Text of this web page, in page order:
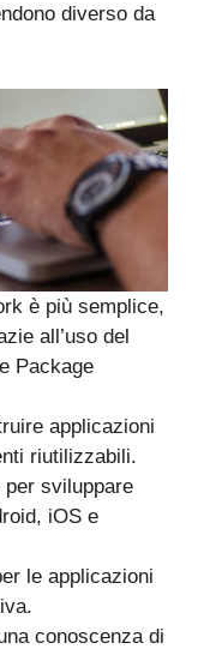
diverso da
è più semplice,
all’uso del
Package
applicazioni
riutilizzabili.
sviluppare
iOS e
le applicazioni
conoscenza di